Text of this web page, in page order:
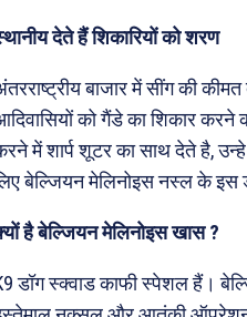
देते हैं शिकारियों को शरण
बाजार में सींग की
को गैंडे का शिकार करने
में शार्प शूटर का साथ देते है,
बेल्जियन मेलिनोइस नस्ल के इस
है बेल्जियन मेलिनोइस खास ?
डॉग स्क्वाड काफी स्पेशल हैं।